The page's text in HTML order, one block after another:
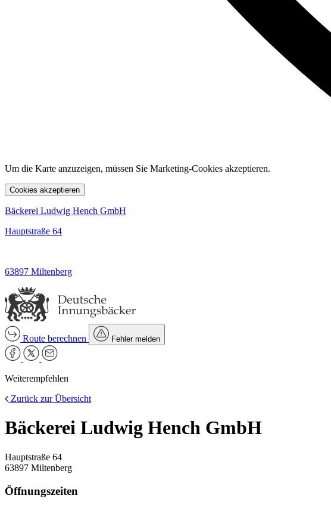
Um die Karte anzuzeigen, müssen Sie Marketing-Cookies akzeptieren.
Cookies akzeptieren
Bäckerei Ludwig Hench GmbH
Hauptstraße 64
63897 Miltenberg
Route berechnen Fehler melden
Weiterempfehlen
Zurück zur Übersicht
Bäckerei Ludwig Hench GmbH
Hauptstraße 64
63897 Miltenberg
Öffnungszeiten